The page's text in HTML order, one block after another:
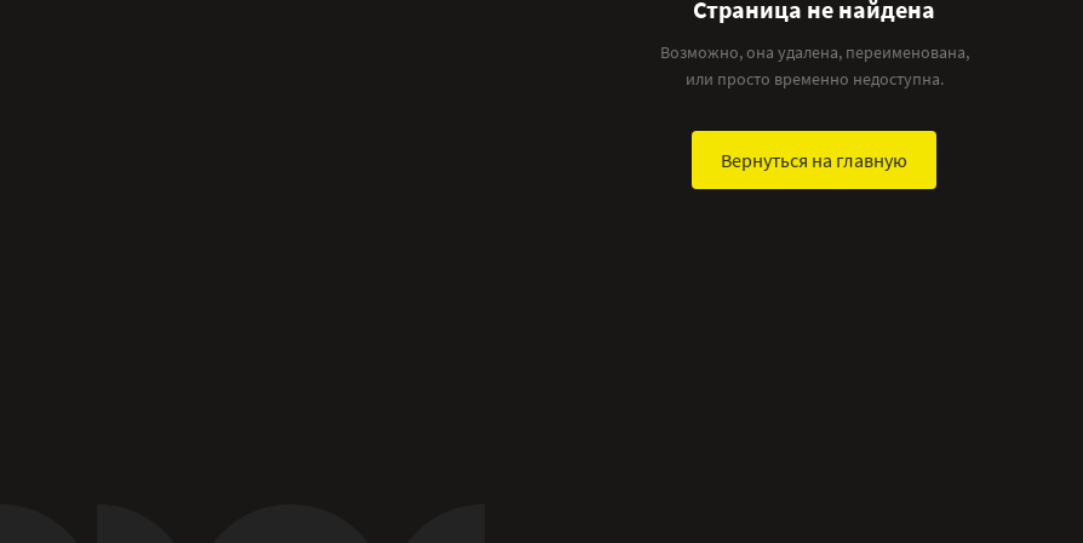
Страница не найдена
Возможно, она удалена, переименована,
или просто временно недоступна.
Вернуться на главную